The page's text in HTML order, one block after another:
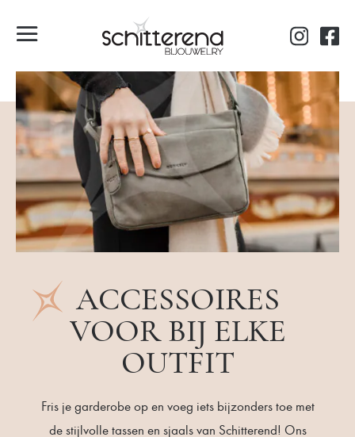
ACCESSOIRES
VOOR BIJ ELKE
OUTFIT
Fris je garderobe op en voeg iets bijzonders toe met
de stijlvolle tassen en sjaals van Schitterend! Ons